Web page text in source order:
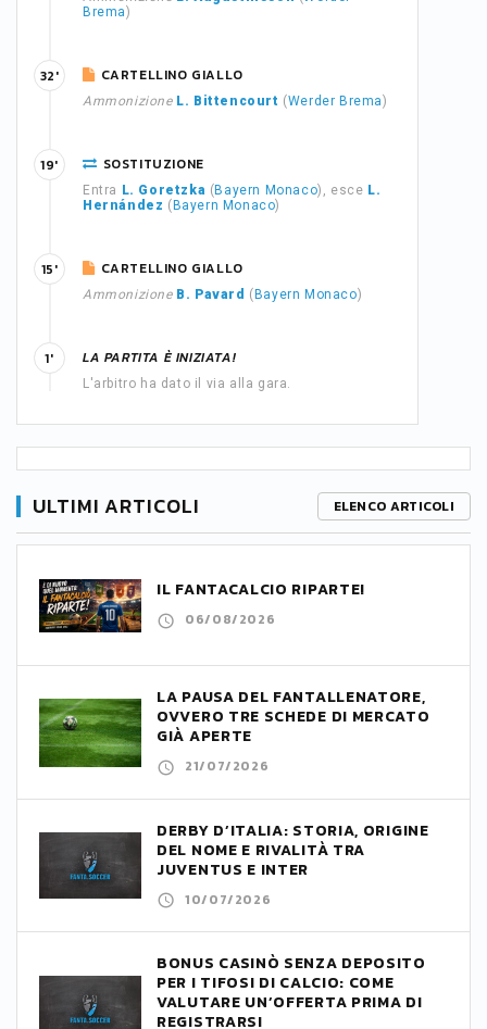
Brema)
CARTELLINO GIALLO
Ammonizione L. Bittencourt (Werder Brema)
32'
SOSTITUZIONE
Entra L. Goretzka ( Bayern Monaco), esce L.
Hernández ( Bayern Monaco)
19'
CARTELLINO GIALLO
Ammonizione B. Pavard ( Bayern Monaco)
15'
LA PARTITA È INIZIATA!
L'arbitro ha dato il via alla gara.
1'
ULTIMI ARTICOLI ELENCO ARTICOLI
IL FANTACALCIO RIPARTE!
06/08/2026
LA PAUSA DEL FANTALLENATORE,
OVVERO TRE SCHEDE DI MERCATO
GIÀ APERTE
21/07/2026
DERBY D’ITALIA: STORIA, ORIGINE
DEL NOME E RIVALITÀ TRA
JUVENTUS E INTER
10/07/2026
BONUS CASINÒ SENZA DEPOSITO
PER I TIFOSI DI CALCIO: COME
VALUTARE UN’OFFERTA PRIMA DI
REGISTRARSI